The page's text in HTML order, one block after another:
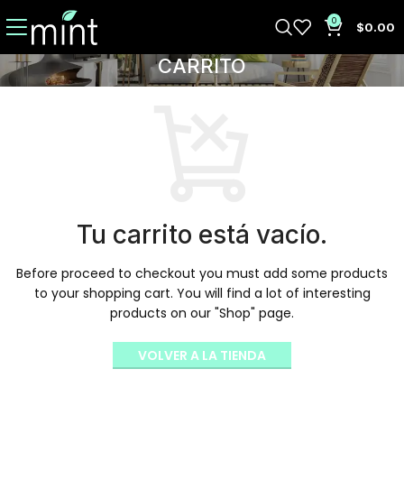
0 $0.00
CARRITO
Tu carrito está vacío.
Before proceed to checkout you must add some products
to your shopping cart. You will find a lot of interesting
products on our "Shop" page.
VOLVER A LA TIENDA